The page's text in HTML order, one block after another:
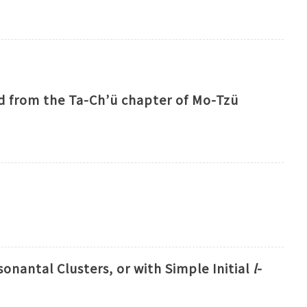
the Ta-Ch’ü chapter of Mo-Tzü
Clusters, or with Simple Initial l-